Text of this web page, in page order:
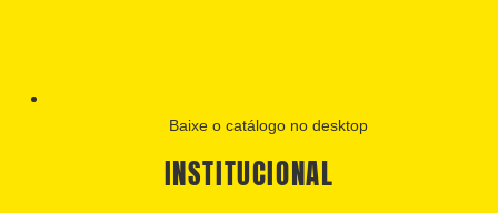
Baixe o catálogo no desktop
INSTITUCIONAL